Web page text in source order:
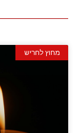
מחוץ לחריש